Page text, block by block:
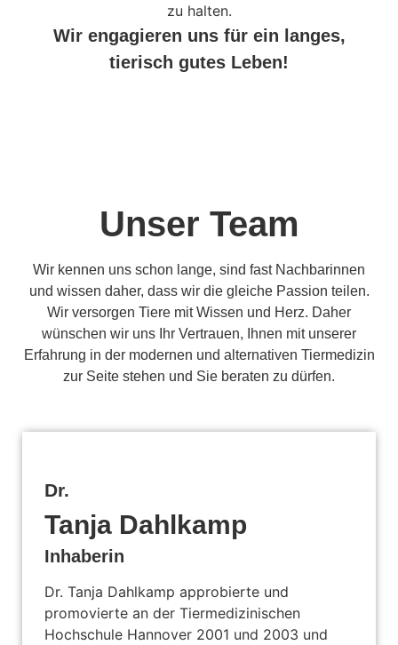
zu halten.
Wir engagieren uns für ein langes,
tierisch gutes Leben!
Unser Team
Wir kennen uns schon lange, sind fast Nachbarinnen
und wissen daher, dass wir die gleiche Passion teilen.
Wir versorgen Tiere mit Wissen und Herz. Daher
wünschen wir uns Ihr Vertrauen, Ihnen mit unserer
Erfahrung in der modernen und alternativen Tiermedizin
zur Seite stehen und Sie beraten zu dürfen.
Dr.
Tanja Dahlkamp
Inhaberin
Dr. Tanja Dahlkamp approbierte und
promovierte an der Tiermedizinischen
Hochschule Hannover 2001 und 2003 und